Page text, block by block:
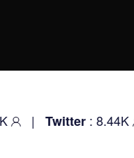
| Twitter: 8.44K